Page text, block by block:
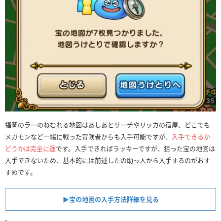
福岡のラーのねむれる地図はあしあとサーチやリッカの宿屋、どこでも
メガモンなど一緒に戦った冒険者からも入手可能ですが、
入手できるか
どうかは完全に運です。入手できればラッキーですが、狙った宝の地図は
入手できないため、基本的には前述したの助っ人から入手するのがおす
すめです。
▶︎宝の地図の入手方法詳細を見る